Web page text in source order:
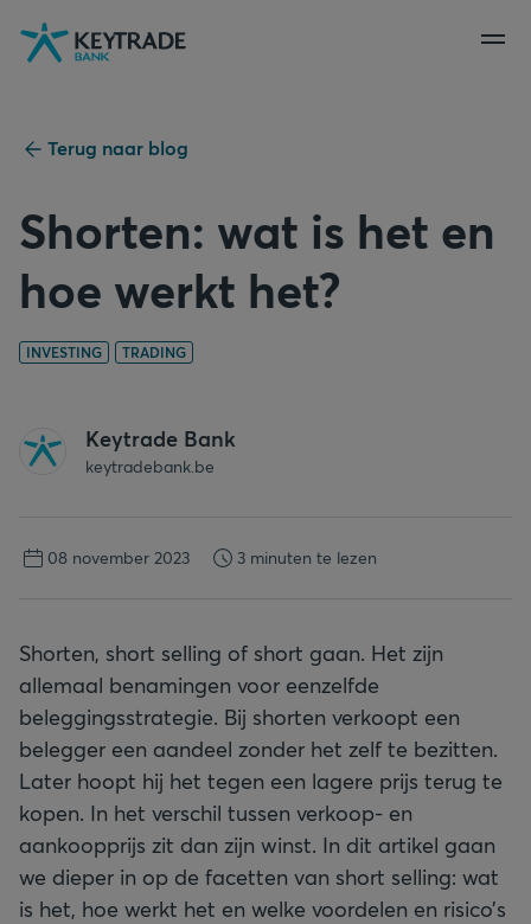
Naar
navigatie
Naar
aanmelden
Naar
inhoud
Terug naar blog
Shorten: wat is het en
hoe werkt het?
INVESTING TRADING
Keytrade Bank
keytradebank.be
08 november 2023 3 minuten te lezen
Shorten, short selling of short gaan. Het zijn
allemaal benamingen voor eenzelfde
beleggingsstrategie. Bij shorten verkoopt een
belegger een aandeel zonder het zelf te bezitten.
Later hoopt hij het tegen een lagere prijs terug te
kopen. In het verschil tussen verkoop- en
aankoopprijs zit dan zijn winst. In dit artikel gaan
we dieper in op de facetten van short selling: wat
is het, hoe werkt het en welke voordelen en risico’s